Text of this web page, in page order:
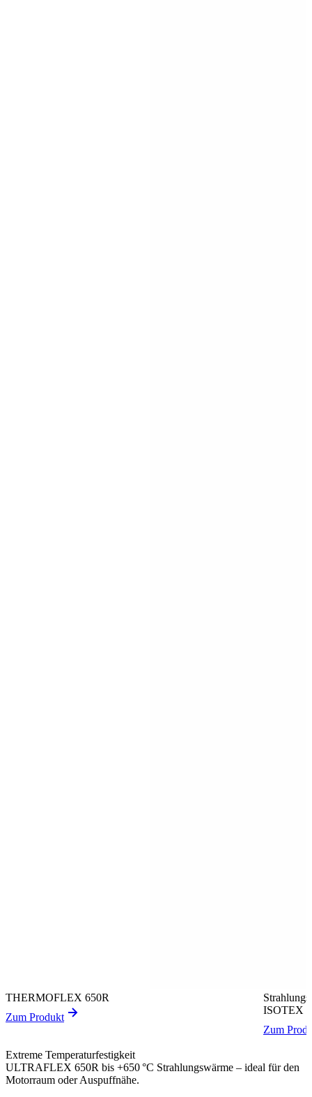
THERMOFLEX 650R
Zum Produkt
ISOTEX
Zum
Extreme Temperaturfestigkeit
ULTRAFLEX 650R bis +650 °C Strahlungswärme – ideal für den
Motorraum oder Auspuffnähe.